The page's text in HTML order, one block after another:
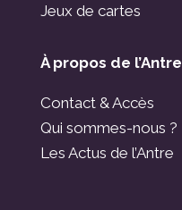
Jeux de cartes
À propos de l’Antre
Contact & Accès
Qui sommes-nous ?
Les Actus de l’Antre